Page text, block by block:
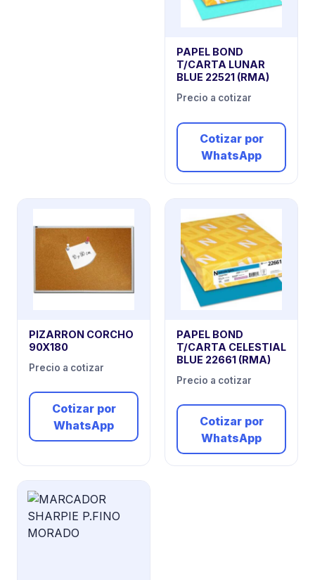
PAPEL BOND
T/CARTA LUNAR
BLUE 22521 (RMA)
Precio a cotizar
Cotizar por
WhatsApp
PIZARRON CORCHO
90X180
Precio a cotizar
Cotizar por
WhatsApp
PAPEL BOND
T/CARTA CELESTIAL
BLUE 22661 (RMA)
Precio a cotizar
Cotizar por
WhatsApp